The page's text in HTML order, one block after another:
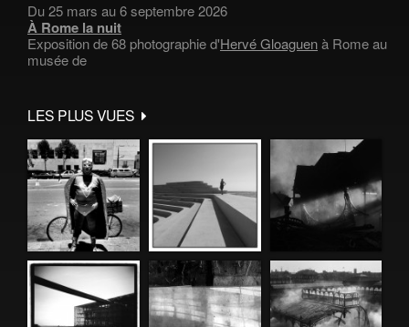
Du 25 mars au 6 septembre 2026
À Rome la nuit
Exposition de 68 photographie d'Hervé Gloaguenà Rome au
musée de
LES PLUS VUES